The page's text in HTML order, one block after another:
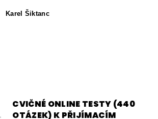
Karel Šiktanc
CVIČNÉ ONLINE TESTY (440
OTÁZEK) K PŘIJÍMACÍM